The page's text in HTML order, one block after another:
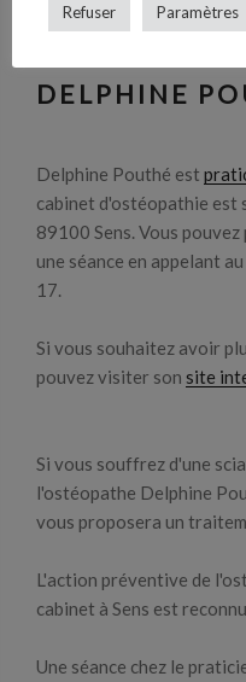
DELPHINE
Delphine Pouthé est
cabinet d'ostéopathie est
89100 Sens. Vous
une séance en appelant
17.
Si vous souhaitez avoir
pouvez visiter son site
Si vous souffrez d'une
l'ostéopathe Delphine
vous proposera un
L'action préventive de
cabinet à Sens est
Une séance chez le
Refuser Paramètres